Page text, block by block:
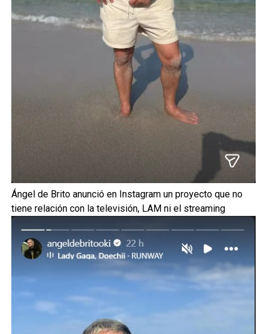
Ángel de Brito anunció en Instagram un proyecto que no
tiene relación con la televisión, LAM ni el streaming